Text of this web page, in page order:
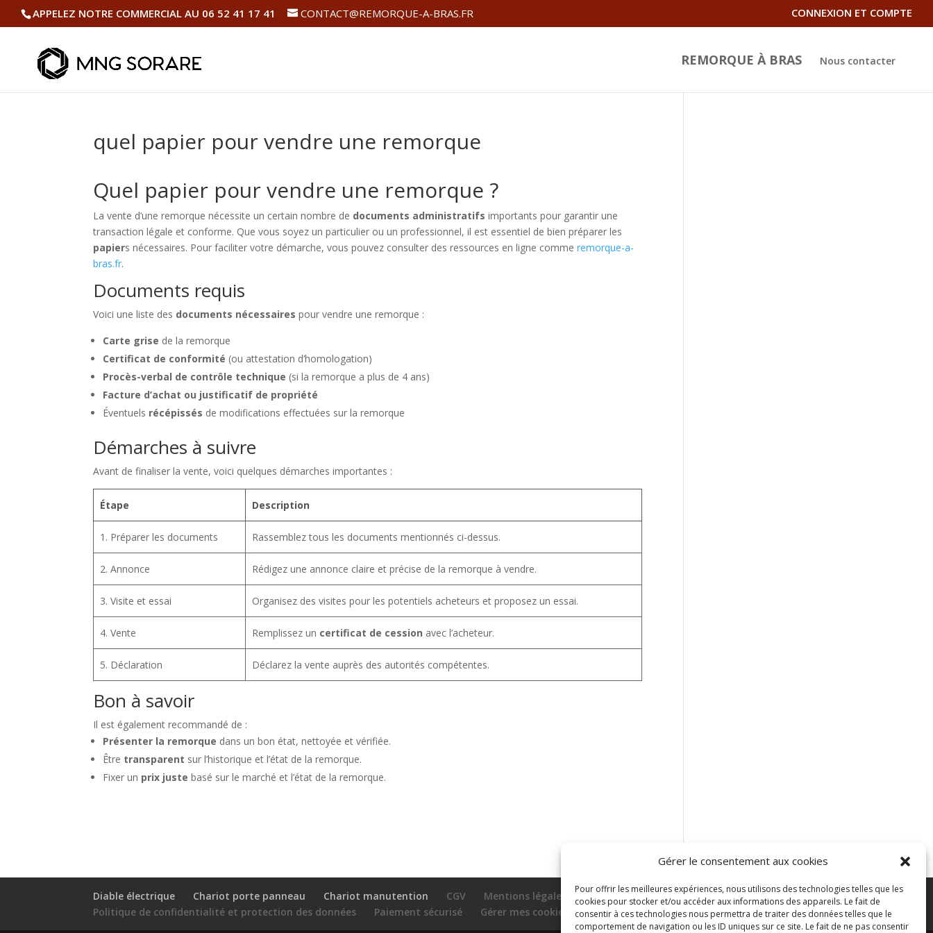
Gérer le consentement aux cookies
Pour offrir les meilleures expériences, nous utilisons des technologies telles que les
cookies pour stocker et/ou accéder aux informations des appareils. Le fait de
consentir à ces technologies nous permettra de traiter des données telles que le
comportement de navigation ou les ID uniques sur ce site. Le fait de ne pas consentir
APPELEZ NOTRE COMMERCIAL AU 06 52 41 17 41 CONTACT@REMORQUE-A-BRAS.FR CONNEXION ET COMPTE
REMORQUE À BRAS Nous contacter
quel papier pour vendre une remorque
Quel papier pour vendre une remorque ?
La vente d’une remorque nécessite un certain nombre de documents administratifs importants pour garantir une
transaction légale et conforme. Que vous soyez un particulier ou un professionnel, il est essentiel de bien préparer les
papiers nécessaires. Pour faciliter votre démarche, vous pouvez consulter des ressources en ligne commeremorque-a-
bras.fr.
Documents requis
Voici une liste des documents nécessaires pour vendre une remorque :
Carte grise de la remorque
Certificat de conformité (ou attestation d’homologation)
Procès-verbal de contrôle technique (si la remorque a plus de 4 ans)
Facture d’achat ou justificatif de propriété
Éventuels récépissés de modifications effectuées sur la remorque
Démarches à suivre
Avant de finaliser la vente, voici quelques démarches importantes :
Étape Description
1. Préparer les documents Rassemblez tous les documents mentionnés ci-dessus.
2. Annonce Rédigez une annonce claire et précise de la remorque à vendre.
3. Visite et essai Organisez des visites pour les potentiels acheteurs et proposez un essai.
4. Vente Remplissez un certificat de cession avec l’acheteur.
5. Déclaration Déclarez la vente auprès des autorités compétentes.
Bon à savoir
Il est également recommandé de :
Présenter la remorque dans un bon état, nettoyée et vérifiée.
Être transparent sur l’historique et l’état de la remorque.
Fixer un prix juste basé sur le marché et l’état de la remorque.
Diable électrique Chariot porte panneau Chariot manutention CGV
Mentions légales
Politique de confidentialité et protection des données
Paiement sécurisé Gérer mes cookies Nous contacter Blog